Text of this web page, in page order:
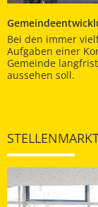
Bei den immer
Aufgaben einer
Gemeinde
aussehen soll.